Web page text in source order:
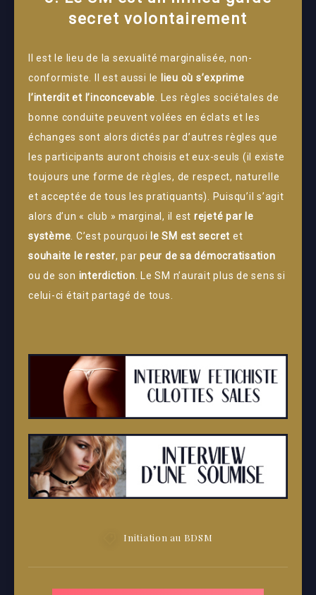
secret volontairement
Il est le lieu de la sexualité marginalisée, non-
conformiste. Il est aussi le lieu où s’exprime
l’interdit et l’inconcevable . Les règles sociétales de
bonne conduite peuvent volées en éclats et les
échanges sont alors dictés par d’autres règles que
les participants auront choisis et eux-seuls (il existe
toujours une forme de règles, de respect, naturelle
et acceptée de tous les pratiquants). Puisqu’il s’agit
alors d’un « club » marginal, il est rejeté par le
système . C’est pourquoi le SM est secret et
souhaite le rester, par peur de sa démocratisation
ou de son interdiction . Le SM n’aurait plus de sens si
celui-ci était partagé de tous.
Initiation au BDSM